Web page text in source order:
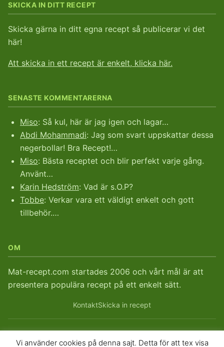
SKICKA IN DITT RECEPT
Skicka gärna in ditt egna recept så publicerar vi det
här!
Att skicka in ett recept är enkelt, klicka här.
SENASTE KOMMENTARERNA
Miso: Så kul, här är jag igen och lagar…
Abdi Mohammadi: Jag som svart uppskattar dessa
negerbollar! Bra Recept!…
Miso: Bästa receptet och blir perfekt varje gång.
Använt…
Karin Hedström: Vad är s.O.P?
Tobbe: Verkar vara ett väldigt enkelt och gott
tillbehör.…
OM
Mat-recept.com startades 2006 och vårt mål är att
presentera populära recept på ett enkelt sätt.
KontaktSkicka in recept
Vi använder cookies på denna sajt. Detta för att tex visa